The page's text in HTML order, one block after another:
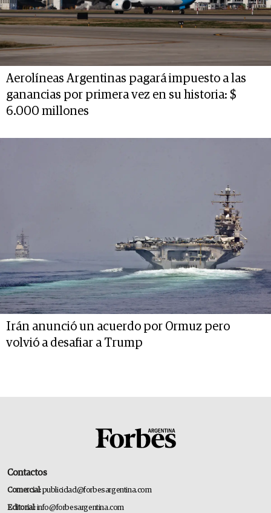
Aerolíneas Argentinas pagará impuesto a las
ganancias por primera vez en su historia: $
6.000 millones
Irán anunció un acuerdo por Ormuz pero
volvió a desafiar a Trump
Contactos
Comercial:publicidad@forbesargentina.com
Editorial:info@forbesargentina.com